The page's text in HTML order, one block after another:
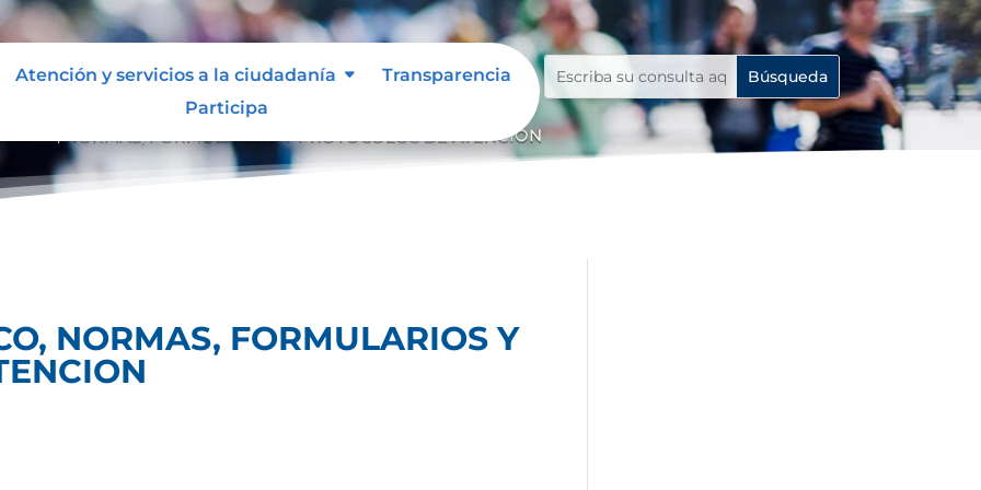
Atención y servicios a la ciudadanía
Transparencia
Participa
NORMAS, FORMULARIOS Y PROTOCOLOS DE ATENCION
NORMAS, FORMULARIOS Y